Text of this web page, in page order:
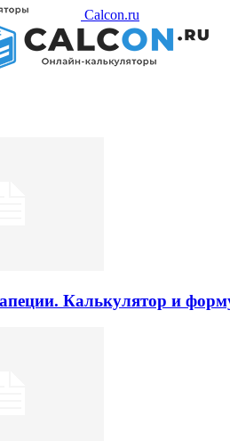
Calcon.ru
Калькулятор и